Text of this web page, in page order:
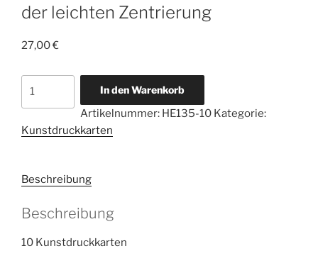
der leichten Zentrierung
27,00€
der
Menge
In den Warenkorb
Artikelnummer: HE135-10 Kategorie:
Kunstdruckkarten
Beschreibung
Beschreibung
10 Kunstdruckkarten